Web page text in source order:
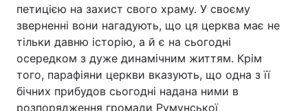
петицією на захист свого храму. У своєму
зверненні вони нагадують, що ця церква має не
тільки давню історію, а й є на сьогодні
осередком з дуже динамічним життям. Крім
того, парафіяни церкви вказують, що одна з її
бічних прибудов сьогодні надана ними в
розпорядження громади Румунської